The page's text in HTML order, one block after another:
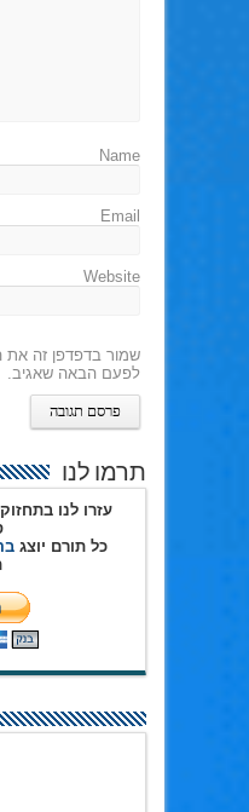
Name
Email
Website
שמור בדפדפן זה את
לפעם הבאה שאגיב.
תרמו לנו
עזרו לנו
כל תורם יוצג